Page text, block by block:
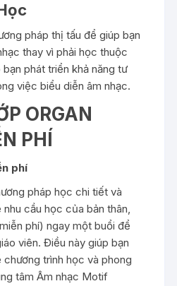
pháp thị tấu để giúp bạn
thay vì phải học thuộc
phát triển khả năng tư
việc biểu diễn âm nhạc.
ORGAN
PHÍ
phí
pháp học chi tiết và
cầu học của bản thân,
phí) ngay một buổi để
viên. Điều này giúp bạn
chương trình học và phong
tâm Âm nhạc Motif